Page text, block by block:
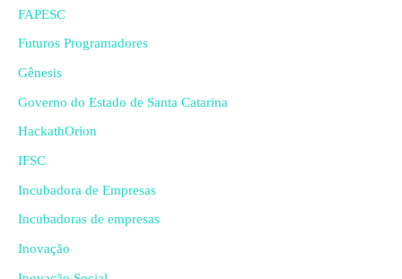
FAPESC
Futuros Programadores
Gênesis
Governo do Estado de Santa Catarina
HackathOrion
IFSC
Incubadora de Empresas
Incubadoras de empresas
Inovação